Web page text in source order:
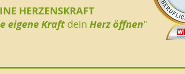
HERZENSKRAFT
eigene Kraftdein Herz öffnen"